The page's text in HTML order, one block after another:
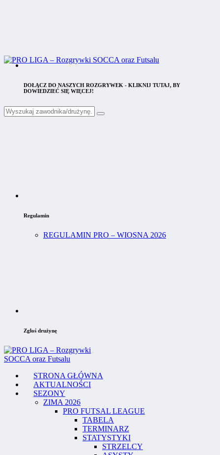
DOŁĄCZ DO NASZYCH ROZGRYWEK - KLIKNIJ TUTAJ, BY
DOWIEDZIEĆ SIĘ WIĘCEJ!
Regulamin
REGULAMIN PRO – WIOSNA 2026
Zgłoś drużynę
STRONA GŁÓWNA
AKTUALNOŚCI
SEZONY
ZIMA 2026
PRO FUTSAL LEAGUE
TABELA
TERMINARZ
STATYSTYKI
STRZELCY